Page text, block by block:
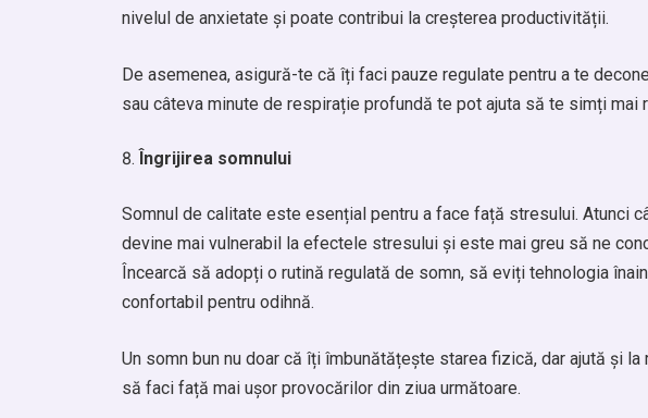
nivelul de anxietate și poate contribui la creșterea productivității.
De asemenea, asigură-te că îți faci pauze regulate pentru a te
sau câteva minute de respirație profundă te pot ajuta să te simți mai
Îngrijirea somnului
Somnul de calitate este esențial pentru a face față stresului. Atunci
devine mai vulnerabil la efectele stresului și este mai greu să ne
Încearcă să adopți o rutină regulată de somn, să eviți tehnologia
confortabil pentru odihnă.
Un somn bun nu doar că îți îmbunătățește starea fizică, dar ajută și
să faci față mai ușor provocărilor din ziua următoare.